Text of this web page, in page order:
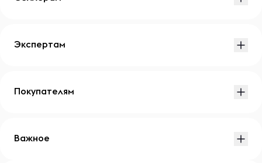
Экспертам
Покупателям
Важное